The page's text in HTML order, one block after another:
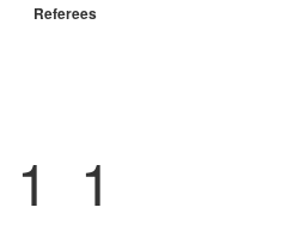
Referees
1 1